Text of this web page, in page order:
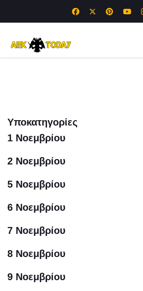
Υποκατηγορίες
1 Νοεμβρίου
2 Νοεμβρίου
5 Νοεμβρίου
6 Νοεμβρίου
7 Νοεμβρίου
8 Νοεμβρίου
9 Νοεμβρίου